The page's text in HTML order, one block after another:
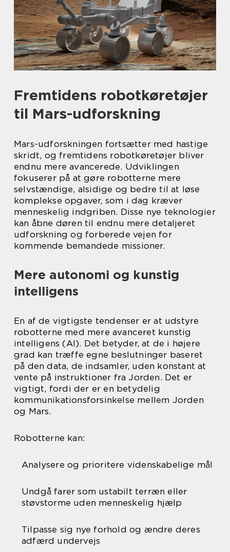
Fremtidens robotkøretøjer
til Mars-udforskning
Mars-udforskningen fortsætter med hastige
skridt, og fremtidens robotkøretøjer bliver
endnu mere avancerede. Udviklingen
fokuserer på at gøre robotterne mere
selvstændige, alsidige og bedre til at løse
komplekse opgaver, som i dag kræver
menneskelig indgriben. Disse nye teknologier
kan åbne døren til endnu mere detaljeret
udforskning og forberede vejen for
kommende bemandede missioner.
Mere autonomi og kunstig
intelligens
En af de vigtigste tendenser er at udstyre
robotterne med mere avanceret kunstig
intelligens (AI). Det betyder, at de i højere
grad kan træffe egne beslutninger baseret
på den data, de indsamler, uden konstant at
vente på instruktioner fra Jorden. Det er
vigtigt, fordi der er en betydelig
kommunikationsforsinkelse mellem Jorden
og Mars.
Robotterne kan:
Analysere og prioritere videnskabelige mål
Undgå farer som ustabilt terræn eller
støvstorme uden menneskelig hjælp
Tilpasse sig nye forhold og ændre deres
adfærd undervejs